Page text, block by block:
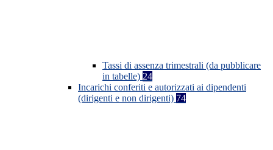
Tassi di assenza trimestrali (da pubblicare
in tabelle) 24
Incarichi conferiti e autorizzati ai dipendenti
(dirigenti e non dirigenti) 74